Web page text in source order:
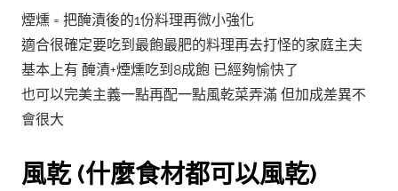
煙燻 = 把醃漬後的1份料理再微小強化
適合很確定要吃到最飽最肥的料理再去打怪的家庭主夫
基本上有 醃漬+煙燻吃到8成飽 已經夠愉快了
也可以完美主義一點再配一點風乾菜弄滿 但加成差異不
會很大
風乾 (什麼食材都可以風乾)